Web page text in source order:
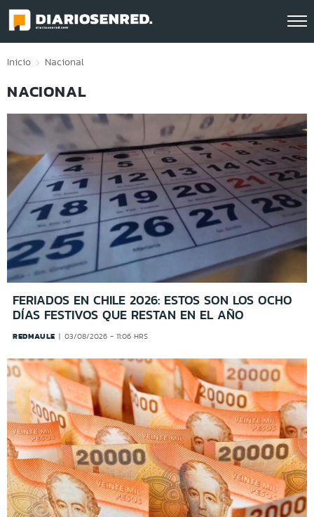
Click acá para ir directamente al contenido
Inicio Nacional
NACIONAL
FERIADOS EN CHILE 2026: ESTOS SON LOS OCHO
DÍAS FESTIVOS QUE RESTAN EN EL AÑO
REDMAULE 03/08/2026 - 11:06 HRS